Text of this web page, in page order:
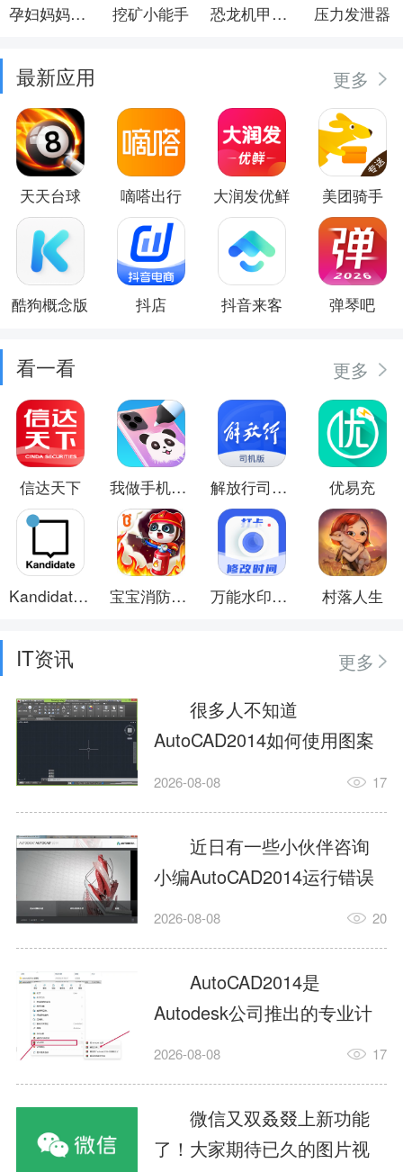
孕妇妈妈日记 挖矿小能手 恐龙机甲射手 压力发泄器
最新应用 更多
天天台球 嘀嗒出行 大润发优鲜 美团骑手
酷狗概念版 抖店 抖音来客 弹琴吧
看一看 更多
信达天下 我做手机壳特好看 解放行司机版 优易充
Kandidate时尚生活方式 宝宝消防安全 万能水印打卡相机 村落人生
IT资讯
更多
很多人不知道
AutoCAD2014如何使用图案
填充?今日为你们带来的文章
用图案填充的内容，还有不
清楚小伙伴和小编一起去学
习一下吧。1.打开
AutoCAD2014这款软件，进
入AutoCAD2014的操作界
面，如图所示：2.在该界面内
找到矩形选项，如图所示：3.
点击矩...
2026-08-08 17
近日有一些小伙伴咨询
小编AutoCAD2014运行错误
怎么办?下面就为大家带来了
办的解决方法，有需要的小
伙伴可以来了解了解哦。1.打
开控制面板，选择
AutodeskAutoCAD2014。2.
等AutodeskAutoCAD2014的
安装程序加载完毕。3.选择添
加/...
2026-08-08 20
AutoCAD2014是
Autodesk公司推出的专业计
算机辅助设计（CAD）软
子、建筑、服装等多个工程
与设计领域。作为行业标准
工具之一，它提供了强大的
2026-08-08 17
微信又双叒叕上新功能
了！大家期待已久的图片视